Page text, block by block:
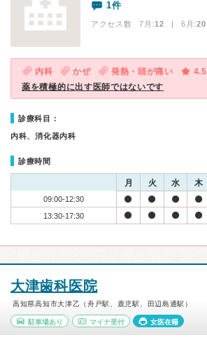
1件
アクセス数 7月:12 | 6月:20
内科 かぜ 発熱・頭が痛い
4.5
薬を積極的に出す医師ではないです
診療科目：
内科、消化器内科
診療時間
月 火 水 木
09:00-12:30
13:30-17:30
大津歯科医院
高知県高知市大津乙（舟戸駅、鹿児駅、田辺島通駅）
駐車場あり マイナ受付 女医在籍